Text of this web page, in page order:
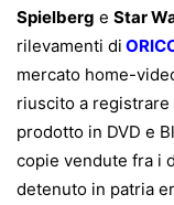
Spielberg e Star
rilevamenti di
mercato home-
riuscito a
prodotto in DVD e
copie vendute fra i
detenuto in patria